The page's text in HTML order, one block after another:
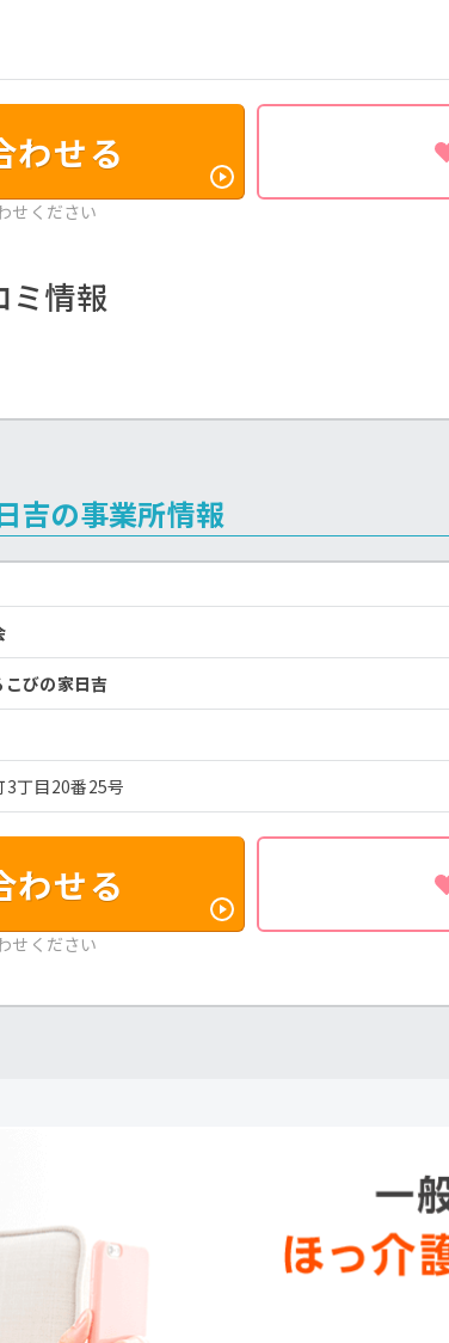
わせる
せください
ミ情報
吉の事業所情報
びの家日吉
3丁目20番25号
わせる
せください